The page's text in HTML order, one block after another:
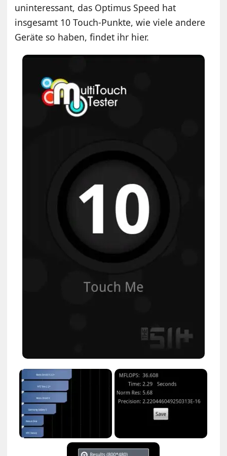
uninteressant, das Optimus Speed hat
insgesamt 10 Touch-Punkte, wie viele andere
Geräte so haben, findet ihr hier.